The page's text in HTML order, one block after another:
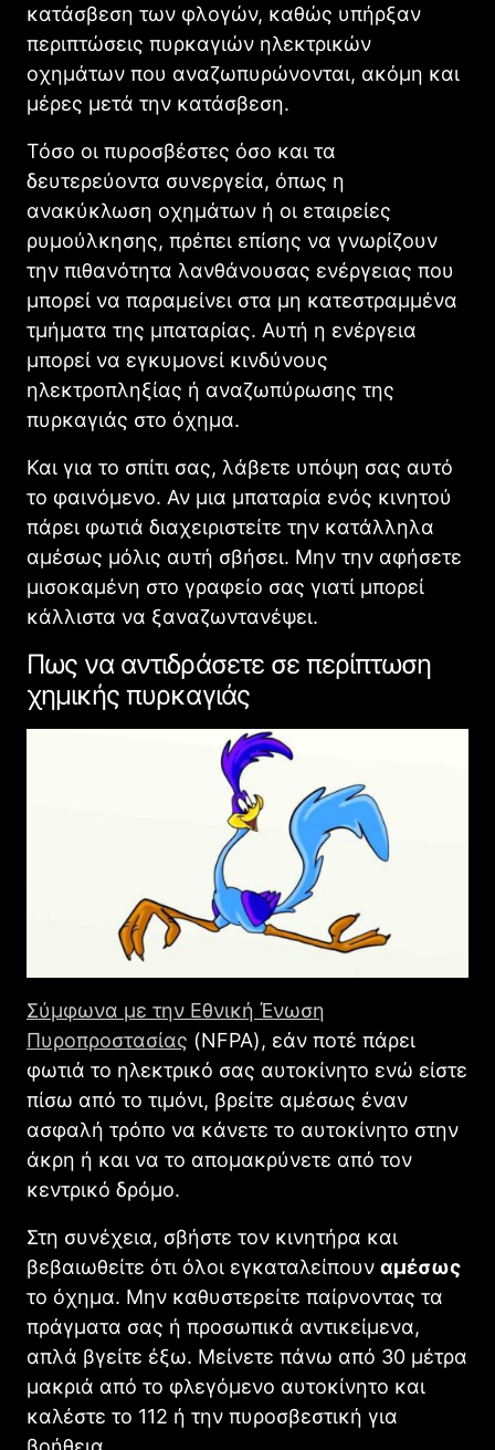
κατάσβεση των φλογών, καθώς υπήρξαν
περιπτώσεις πυρκαγιών ηλεκτρικών
οχημάτων που αναζωπυρώνονται, ακόμη και
μέρες μετά την κατάσβεση.
Τόσο οι πυροσβέστες όσο και τα
δευτερεύοντα συνεργεία, όπως η
ανακύκλωση οχημάτων ή οι εταιρείες
ρυμούλκησης, πρέπει επίσης να γνωρίζουν
την πιθανότητα λανθάνουσας ενέργειας που
μπορεί να παραμείνει στα μη κατεστραμμένα
τμήματα της μπαταρίας. Αυτή η ενέργεια
μπορεί να εγκυμονεί κινδύνους
ηλεκτροπληξίας ή αναζωπύρωσης της
πυρκαγιάς στο όχημα.
Και για το σπίτι σας, λάβετε υπόψη σας αυτό
το φαινόμενο. Αν μια μπαταρία ενός κινητού
πάρει φωτιά διαχειριστείτε την κατάλληλα
αμέσως μόλις αυτή σβήσει. Μην την αφήσετε
μισοκαμένη στο γραφείο σας γιατί μπορεί
κάλλιστα να ξαναζωντανέψει.
Πως να αντιδράσετε σε περίπτωση
χημικής πυρκαγιάς
Σύμφωνα με την Εθνική Ένωση
Πυροπροστασίας (NFPA), εάν ποτέ πάρει
φωτιά το ηλεκτρικό σας αυτοκίνητο ενώ είστε
πίσω από το τιμόνι, βρείτε αμέσως έναν
ασφαλή τρόπο να κάνετε το αυτοκίνητο στην
άκρη ή και να το απομακρύνετε από τον
κεντρικό δρόμο.
Στη συνέχεια, σβήστε τον κινητήρα και
βεβαιωθείτε ότι όλοι εγκαταλείπουν αμέσως
το όχημα. Μην καθυστερείτε παίρνοντας τα
πράγματα σας ή προσωπικά αντικείμενα,
απλά βγείτε έξω. Μείνετε πάνω από 30 μέτρα
μακριά από το φλεγόμενο αυτοκίνητο και
καλέστε το 112 ή την πυροσβεστική για